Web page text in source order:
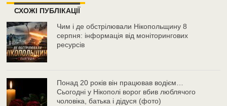
СХОЖІ ПУБЛІКАЦІЇ
Чим і де обстрілювали Нікопольщину 8
серпня: інформація від моніторингових
ресурсів
Понад 20 років він працював водієм…
Сьогодні у Нікополі ворог вбив люблячого
чоловіка, батька і дідуся (фото)